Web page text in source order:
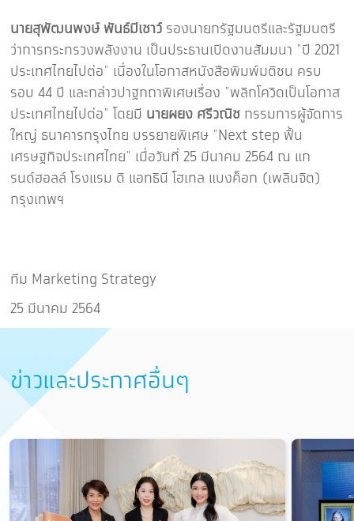
นายสุพัฒนพงษ์ พันธ์มีเชาว์รองนายกรัฐมนตรีและรัฐมนตรี
ว่าการกระทรวงพลังงาน เป็นประธานเปิดงานสัมมนา "ปี 2021
ประเทศไทยไปต่อ" เนื่องในโอกาสหนังสือพิมพ์มติชน ครบ
รอบ 44 ปี และกล่าวปาฐกถาพิเศษเรื่อง "พลิกโควิดเป็นโอกาส
ประเทศไทยไปต่อ" โดยมี นายผยง ศรีวณิช กรรมการผู้จัดการ
ใหญ่ ธนาคารกรุงไทย บรรยายพิเศษ "Next step ฟื้น
เศรษฐกิจประเทศไทย" เมื่อวันที่ 25 มีนาคม 2564 ณ แก
รนด์ฮอลล์ โรงแรม ดิ แอทธินี โฮเทล แบงค็อก (เพลินจิต)
กรุงเทพฯ
ทีม Marketing Strategy
25 มีนาคม 2564
ข่าวและประกาศอื่นๆ